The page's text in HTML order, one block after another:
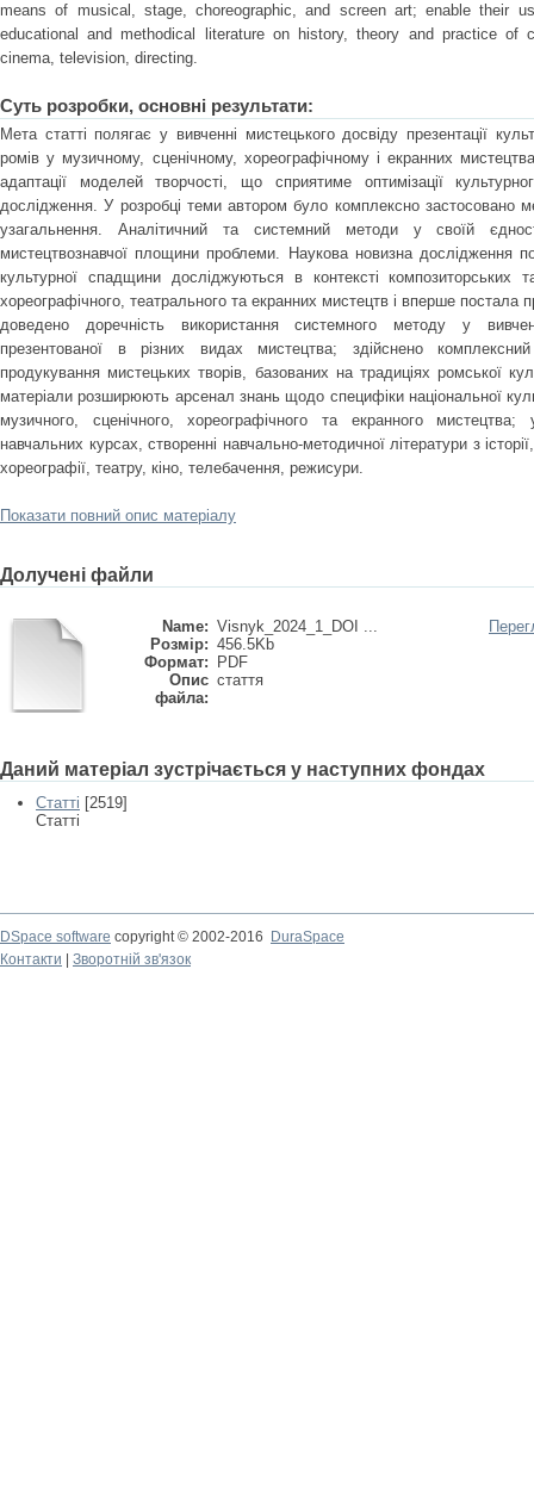
means of musical, stage, choreographic, and screen art; enable their
educational and methodical literature on history, theory and practice of
cinema, television, directing.
Суть розробки, основні результати:
Мета статті полягає у вивченні мистецького досвіду презентації
ромів у музичному, сценічному, хореографічному і екранних
адаптації моделей творчості, що сприятиме оптимізації
дослідження. У розробці теми автором було комплексно застосовано
узагальнення. Аналітичний та системний методи у своїй
мистецтвознавчої площини проблеми. Наукова новизна дослідження
культурної спадщини досліджуються в контексті композиторських
хореографічного, театрального та екранних мистецтв і вперше постала
доведено доречність використання системного методу у
презентованої в різних видах мистецтва; здійснено
продукування мистецьких творів, базованих на традиціях ромської
матеріали розширюють арсенал знань щодо специфіки національної
музичного, сценічного, хореографічного та екранного
навчальних курсах, створенні навчально-методичної літератури з
хореографії, театру, кіно, телебачення, режисури.
Показати повний опис матеріалу
Долучені файли
Name: Visnyk_2024_1_DOI ...
Розмір: 456.5Kb
Формат:
PDF
Опис
файла:
стаття
Даний матеріал зустрічається у наступних фондах
Статті [2519]
Статті
DSpace software copyright © 2002-2016
DuraSpace
Контакти
Зворотній зв'язок